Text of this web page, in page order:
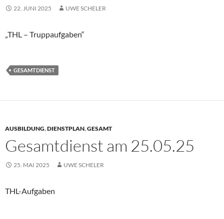
22. JUNI 2025 UWE SCHELER
„THL – Truppaufgaben“
GESAMTDIENST
AUSBILDUNG,DIENSTPLAN,GESAMT
Gesamtdienst am 25.05.25
25. MAI 2025 UWE SCHELER
THL-Aufgaben